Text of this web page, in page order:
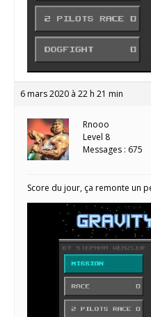
6 mars 2020 à 22 h 21 min
Rnooo
Level 8
Messages : 675
Score du jour, ça remonte un